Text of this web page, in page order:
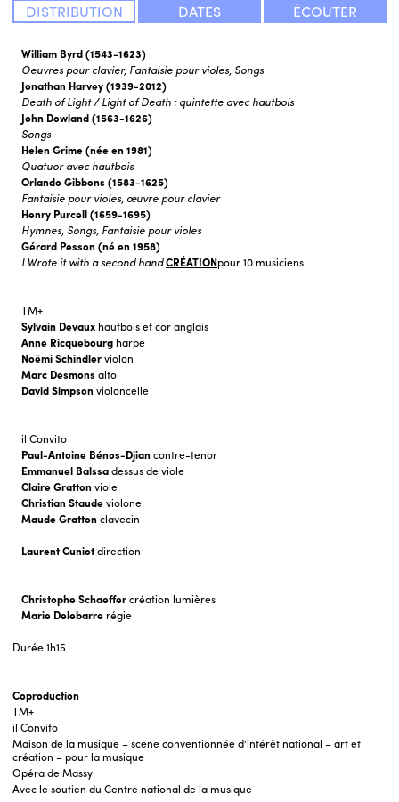
William Byrd(1543-1623)
Oeuvres pour clavier, Fantaisie pour violes, Songs
Jonathan Harvey(1939-2012)
Death of Light / Light of Death : quintette avec hautbois
John Dowland(1563-1626)
Songs
Helen Grime(née en 1981)
Quatuor avec hautbois
Orlando Gibbons(1583-1625)
Fantaisie pour violes, œuvre pour clavier
Henry Purcell(1659-1695)
Hymnes, Songs, Fantaisie pour violes
Gérard Pesson (né en 1958)
I Wrote it with a second handCRÉATIONpour 10 musiciens
TM+
Sylvain Devaux hautbois et cor anglais
Anne Ricquebourg harpe
Noëmi Schindlerviolon
Marc Desmonsalto
David Simpson violoncelle
il Convito
Paul-Antoine Bénos-Djian contre-tenor
Emmanuel Balssadessus de viole
Claire Gratton viole
Christian Staudeviolone
Maude Gratton clavecin
LaurentCuniotdirection
Christophe Schaeffercréation lumières
Marie Delebarre régie
Durée1h15
DISTRIBUTION DATES ÉCOUTER
Coproduction
TM+
il Convito
Maison de la musique – scène conventionnée d’intérêt national – art et
création – pour la musique
Opéra de Massy
Avec le soutien du Centre national de la musique